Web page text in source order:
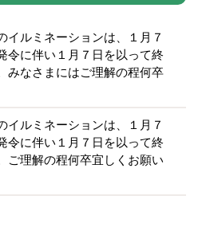
イルミネーションは、１月７
令に伴い１月７日を以って終
みなさまにはご理解の程何卒
イルミネーションは、１月７
令に伴い１月７日を以って終
ご理解の程何卒宜しくお願い